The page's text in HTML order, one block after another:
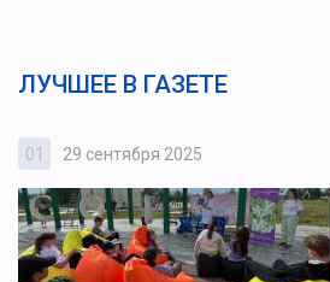
ЛУЧШЕЕ В ГАЗЕТЕ
01 29 сентября 2025